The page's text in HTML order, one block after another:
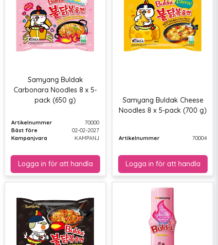
Samyang Buldak
Carbonara Noodles 8 x 5-
pack (650 g)
Artikelnummer
70000
Bäst före
02-02-2027
Kampanjvara
KAMPANJ
Samyang Buldak Cheese
Noodles 8 x 5-pack (700 g)
Artikelnummer 70004